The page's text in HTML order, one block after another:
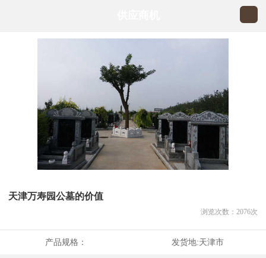
天津万寿园公墓的价值
浏览次数： 2076次
产品规格： 发货地:天津市